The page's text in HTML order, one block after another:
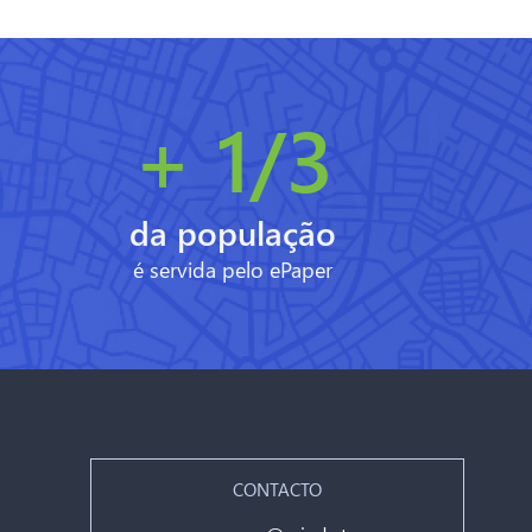
+ 1/3
da população
é servida pelo ePaper
CONTACTO